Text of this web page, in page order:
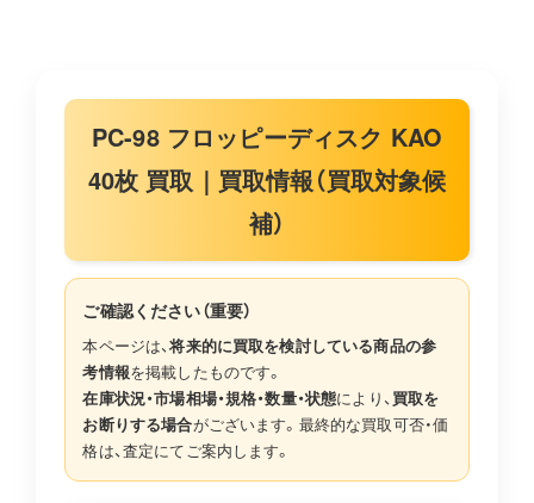
PC-98 フロッピーディスク KAO
40枚 買取｜買取情報（買取対象候
補）
ご確認ください（重要）
本ページは、将来的に買取を検討している商品の参
考情報を掲載したものです。
在庫状況・市場相場・規格・数量・状態により、買取を
お断りする場合がございます。最終的な買取可否・価
格は、査定にてご案内します。